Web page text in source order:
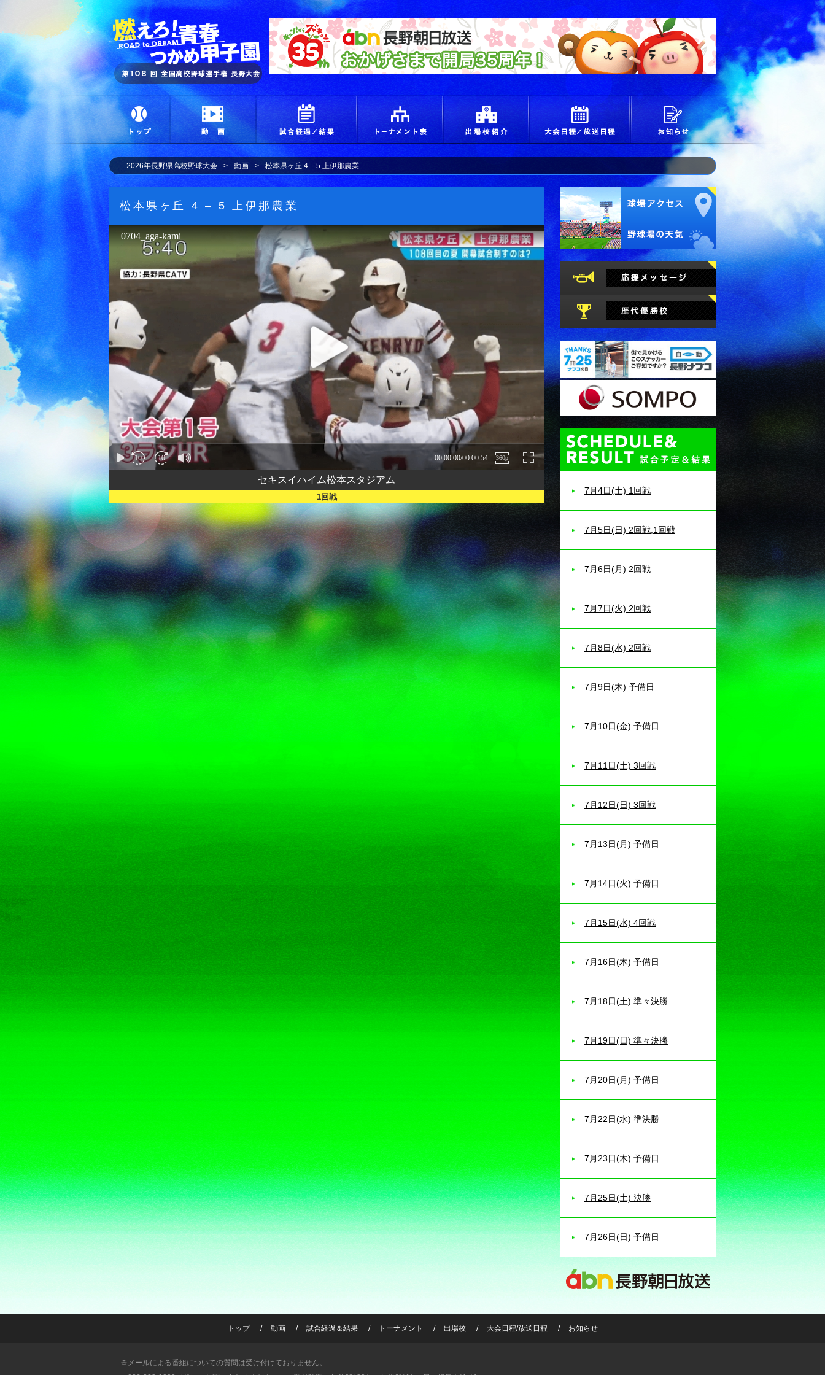
燃えろ！青春 つかめ甲子園
トップ 動画 試合経過＆結果 トーナメント 出場校 大会日程/放送日程
2026年長野県高校野球大会 動画 松本県ヶ丘 4 – 5 上伊那農業
松本県ヶ丘 4 – 5 上伊那農業
10 10 00:00:00/00:00:54 360p
0704_aga-kami
セキスイハイム松本スタジアム
1回戦
7月4日(土) 1回戦
7月5日(日) 2回戦,1回戦
7月6日(月) 2回戦
7月7日(火) 2回戦
7月8日(水) 2回戦
7月9日(木) 予備日
7月10日(金) 予備日
7月11日(土) 3回戦
7月12日(日) 3回戦
7月13日(月) 予備日
7月14日(火) 予備日
7月15日(水) 4回戦
7月16日(木) 予備日
7月18日(土) 準々決勝
7月19日(日) 準々決勝
7月20日(月) 予備日
7月22日(水) 準決勝
7月23日(木) 予備日
7月25日(土) 決勝
7月26日(日) 予備日
トップ 動画 試合経過＆結果 トーナメント 出場校 大会日程/放送日程 お知らせ
※メールによる番組についての質問は受け付けておりません。